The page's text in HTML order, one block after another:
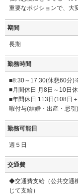
重要なポジションで、大
期間
長期
勤務時間
■8:30～17:30(休憩60分
■月間休日 月8日～10日
■年間休日 113日(108日
暇付与(結婚・出産・忌引)
勤務可能日
週５日
交通費
◆交通費支給（公共交通
じて支給）